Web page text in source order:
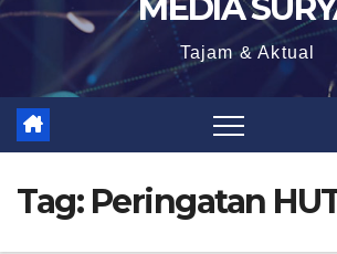
MEDIA
Tajam & Aktual
Tag: Peringatan